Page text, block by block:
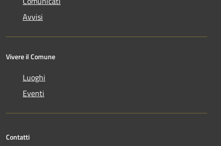
Avvisi
Vivere il Comune
Luoghi
Eventi
Contatti